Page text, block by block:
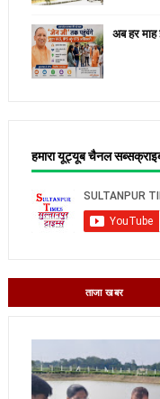
अब हर
हमारा यूट्यूब चैनल
ताजा खबर